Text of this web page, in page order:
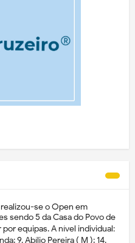
realizou-se o Open em
sendo 5 da Casa do Povo de
equipas. A nível individual:
9. Abílio Pereira ( M ); 14.